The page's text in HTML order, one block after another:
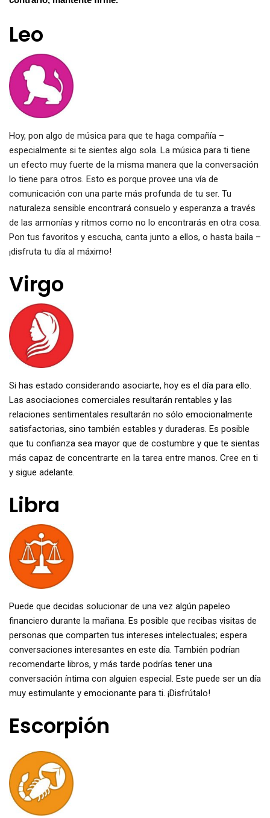
Leo
Hoy, pon algo de música para que te haga compañía –
especialmente si te sientes algo sola. La música para ti tiene
un efecto muy fuerte de la misma manera que la conversación
lo tiene para otros. Esto es porque provee una vía de
comunicación con una parte más profunda de tu ser. Tu
naturaleza sensible encontrará consuelo y esperanza a través
de las armonías y ritmos como no lo encontrarás en otra cosa.
Pon tus favoritos y escucha, canta junto a ellos, o hasta baila –
¡disfruta tu día al máximo!
Virgo
Si has estado considerando asociarte, hoy es el día para ello.
Las asociaciones comerciales resultarán rentables y las
relaciones sentimentales resultarán no sólo emocionalmente
satisfactorias, sino también estables y duraderas. Es posible
que tu confianza sea mayor que de costumbre y que te sientas
más capaz de concentrarte en la tarea entre manos. Cree en ti
y sigue adelante.
Libra
Puede que decidas solucionar de una vez algún papeleo
financiero durante la mañana. Es posible que recibas visitas de
personas que comparten tus intereses intelectuales; espera
conversaciones interesantes en este día. También podrían
recomendarte libros, y más tarde podrías tener una
conversación íntima con alguien especial. Este puede ser un día
muy estimulante y emocionante para ti. ¡Disfrútalo!
Escorpión